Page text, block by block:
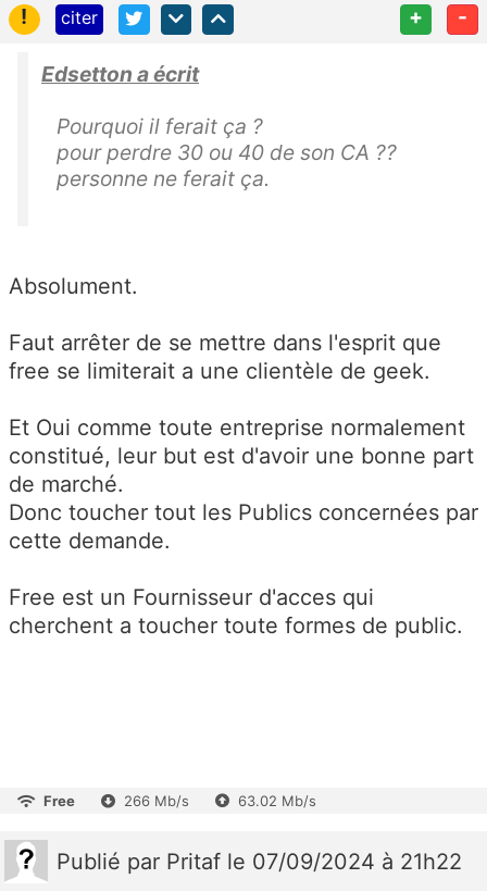
!
citer + -
Edsetton a écrit
Pourquoi il ferait ça ?
pour perdre 30 ou 40 de son CA ??
personne ne ferait ça.
Absolument.
Faut arrêter de se mettre dans l'esprit que
free se limiterait a une clientèle de geek.
Et Oui comme toute entreprise normalement
constitué, leur but est d'avoir une bonne part
de marché.
Donc toucher tout les Publics concernées par
cette demande.
Free est un Fournisseur d'acces qui
cherchent a toucher toute formes de public.
Free 266 Mb/s 63.02 Mb/s
Publié par Pritaf le 07/09/2024 à 21h22